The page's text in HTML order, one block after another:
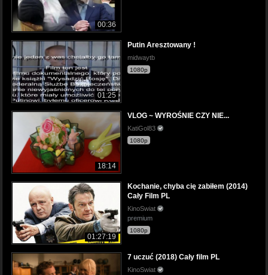
00:36
01:25
Putin Aresztowany !
midwaytb
1080p
18:14
VLOG ~ WYROŚNIE CZY NIE...
KatiGol83
1080p
01:27:19
Kochanie, chyba cię zabiłem (2014)
Cały Film PL
KinoSwiat
premium
1080p
7 uczuć (2018) Cały film PL
KinoSwiat